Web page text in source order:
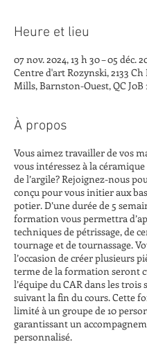
Heure et lieu
07 nov. 2024, 13 h 30 – 05 déc.
Centre d'art Rozynski, 2133 Ch
Mills, Barnston-Ouest, QC J0B
À propos
Vous aimez travailler de vos
vous intéressez à la
de l’argile? Rejoignez-nous
conçu pour vous initier aux
potier. D’une durée de 5
formation vous permettra
techniques de pétrissage, de
tournage et de tournassage.
l’occasion de créer plusieurs
terme de la formation seront
l’équipe du CAR dans les trois
suivant la fin du cours. Cette
limité à un groupe de 10
garantissant un
personnalisé.